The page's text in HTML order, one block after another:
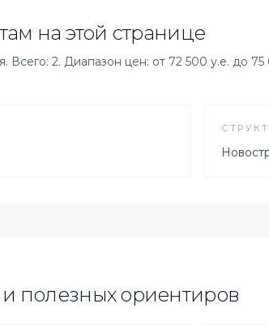
на этой странице
Всего: 2. Диапазон цен: от 72 500 у.е. до
полезных ориентиров